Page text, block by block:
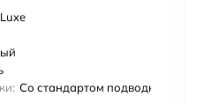
Со стандартом подводки 1\2